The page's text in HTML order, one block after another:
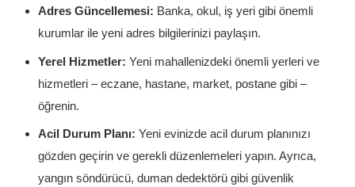
Adres Güncellemesi: Banka, okul, iş yeri gibi önemli
kurumlar ile yeni adres bilgilerinizi paylaşın.
Yerel Hizmetler: Yeni mahallenizdeki önemli yerleri ve
hizmetleri – eczane, hastane, market, postane gibi –
öğrenin.
Acil Durum Planı: Yeni evinizde acil durum planınızı
gözden geçirin ve gerekli düzenlemeleri yapın. Ayrıca,
yangın söndürücü, duman dedektörü gibi güvenlik